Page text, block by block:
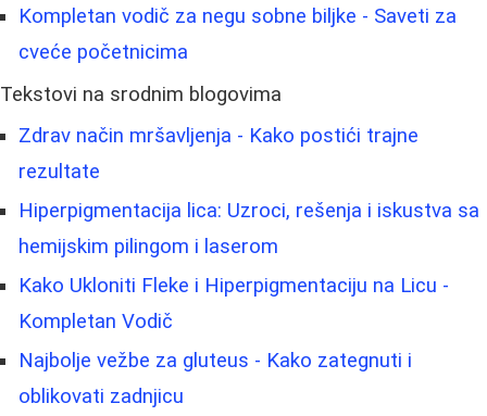
Kompletan vodič za negu sobne biljke - Saveti za
cveće početnicima
Tekstovi na srodnim blogovima
Zdrav način mršavljenja - Kako postići trajne
rezultate
Hiperpigmentacija lica: Uzroci, rešenja i iskustva sa
hemijskim pilingom i laserom
Kako Ukloniti Fleke i Hiperpigmentaciju na Licu -
Kompletan Vodič
Najbolje vežbe za gluteus - Kako zategnuti i
oblikovati zadnjicu